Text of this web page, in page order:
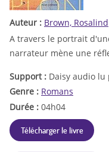
Auteur : Brown, Rosalind
A travers le portrait
narrateur mène une
Support : Daisy audio lu
Genre : Romans
Durée : 04h04
Télécharger le livre